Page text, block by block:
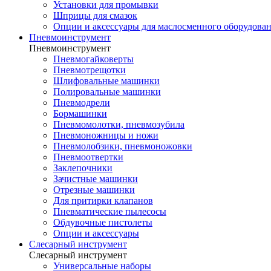
Установки для промывки
Шприцы для смазок
Опции и аксессуары для маслосменного
Пневмоинструмент
Пневмоинструмент
Пневмогайковерты
Пневмотрещотки
Шлифовальные машинки
Полировальные машинки
Пневмодрели
Бормашинки
Пневмомолотки, пневмозубила
Пневмоножницы и ножи
Пневмолобзики, пневмоножовки
Пневмоотвертки
Заклепочники
Зачистные машинки
Отрезные машинки
Для притирки клапанов
Пневматические пылесосы
Обдувочные пистолеты
Опции и аксессуары
Слесарный инструмент
Слесарный инструмент
Универсальные наборы